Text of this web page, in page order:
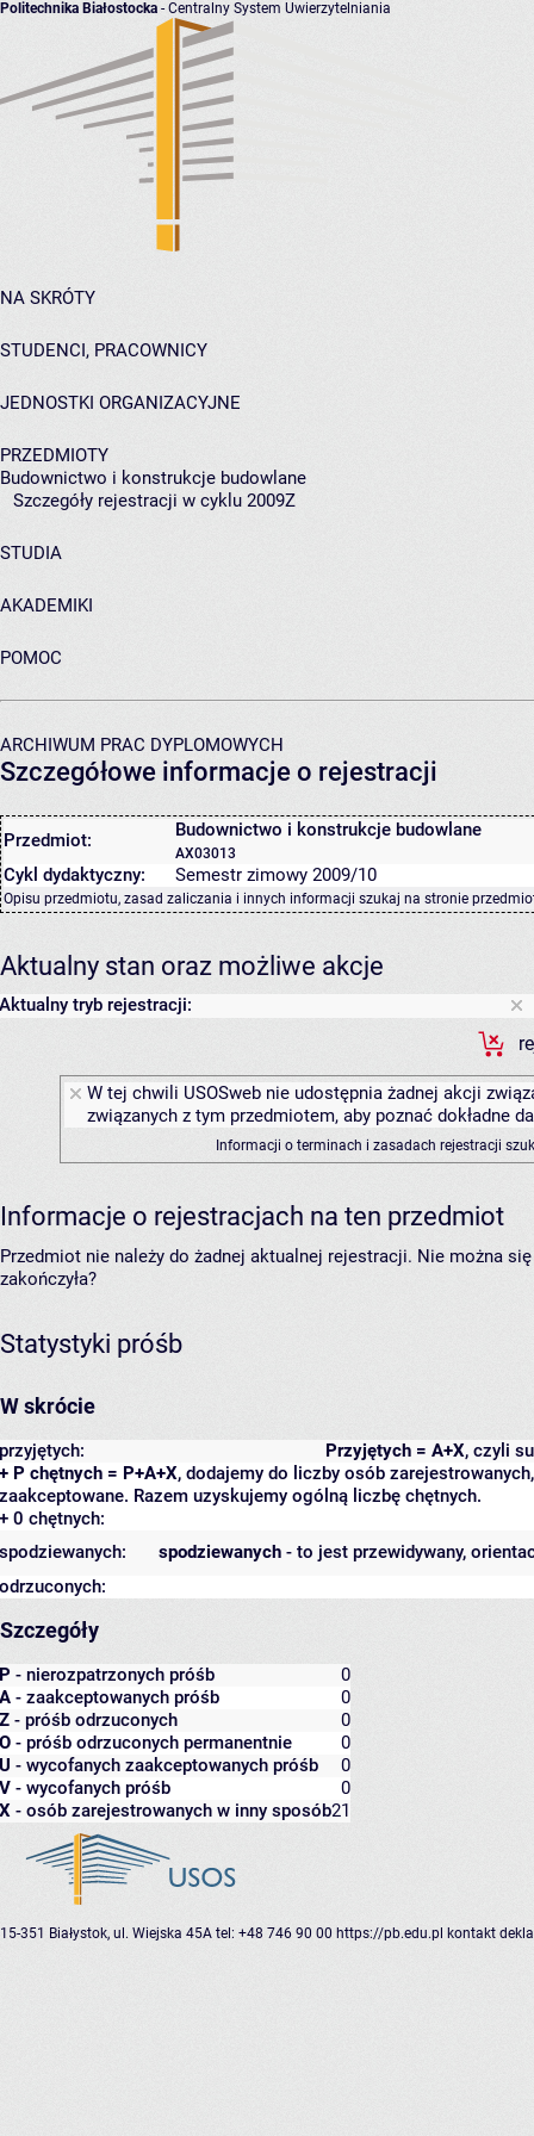
Politechnika Białostocka - Centralny System Uwierzytelniania
NA SKRÓTY
STUDENCI, PRACOWNICY
JEDNOSTKI ORGANIZACYJNE
PRZEDMIOTY
Budownictwo i konstrukcje budowlane
Szczegóły rejestracji w cyklu 2009Z
STUDIA
AKADEMIKI
POMOC
ARCHIWUM PRAC DYPLOMOWYCH
Szczegółowe informacje o rejestracji
Przedmiot: Budownictwo i konstrukcje budowlane
AX03013
Cykl dydaktyczny: Semestr zimowy 2009/10
Opisu przedmiotu, zasad zaliczania i innych informacji szukaj na stronie
Aktualny stan oraz możliwe akcje
Aktualny tryb rejestracji:
W tej chwili USOSweb nie udostępnia żadnej akcji
związanych z tym przedmiotem, aby poznać dokładne
Informacji o terminach i zasadach rejestracji
Informacje o rejestracjach na ten przedmiot
Przedmiot nie należy do żadnej aktualnej rejestracji. Nie można
zakończyła?
Statystyki próśb
W skrócie
Przyjętych = A+X, czyli
przyjętych:
+ P chętnych = P+A+X, dodajemy do liczby osób
zaakceptowane. Razem uzyskujemy ogólną liczbę chętnych.
+ 0 chętnych:
spodziewanych - to jest przewidywany,
spodziewanych:
odrzuconych:
Szczegóły
P - nierozpatrzonych próśb
0
A - zaakceptowanych próśb
0
Z - próśb odrzuconych
0
O - próśb odrzuconych permanentnie
0
U - wycofanych zaakceptowanych próśb
0
V - wycofanych próśb
0
X - osób zarejestrowanych w inny sposób21
15-351 Białystok, ul. Wiejska 45A tel: +48 746 90 00 https://pb.edu.pl kontakt